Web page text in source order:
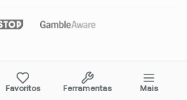
Favoritos Ferramentas Mais